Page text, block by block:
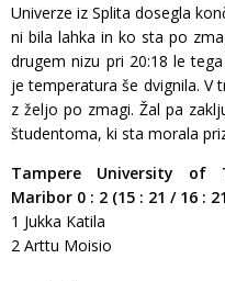
Univerze iz Splita dosegla
ni bila lahka in ko sta po
drugem nizu pri 20:18 le
je temperatura še dvignila. V
z željo po zmagi. Žal pa
študentoma, ki sta morala
Tampere University of
Maribor 0 : 2 (15 : 21 / 16 :
1 Jukka Katila
2 Arttu Moisio 2